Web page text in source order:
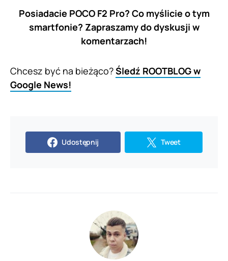
Posiadacie POCO F2 Pro? Co myślicie o tym
smartfonie? Zapraszamy do dyskusji w
komentarzach!
Chcesz być na bieżąco?Śledź ROOTBLOG w
Google News!
Udostępnij Tweet